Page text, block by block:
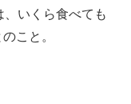
いくら食べても
こと。